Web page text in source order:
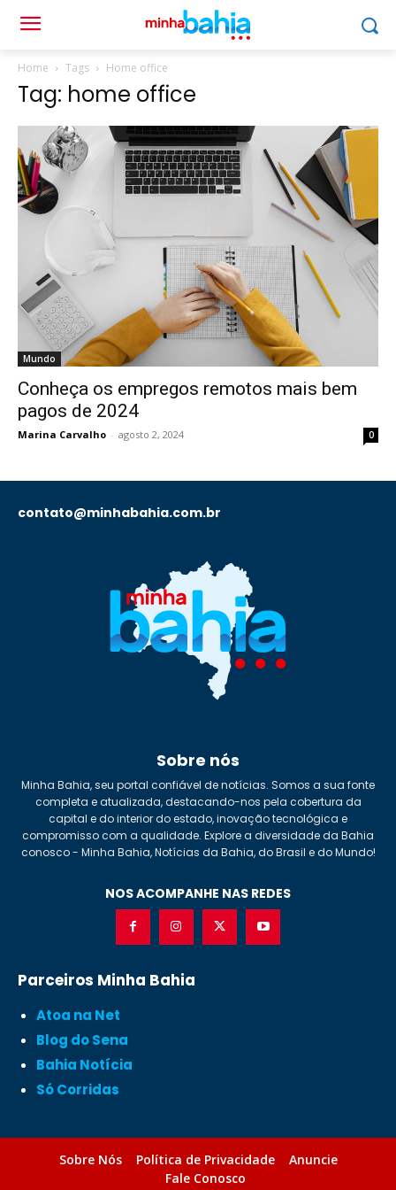
Home Tags Home office
Tag: home office
Mundo
Conheça os empregos remotos mais bem
pagos de 2024
Marina Carvalho - agosto 2, 2024 0
contato@minhabahia.com.br
Sobre nós
Minha Bahia, seu portal confiável de notícias. Somos a sua fonte
completa e atualizada, destacando-nos pela cobertura da
capital e do interior do estado, inovação tecnológica e
compromisso com a qualidade. Explore a diversidade da Bahia
conosco - Minha Bahia, Notícias da Bahia, do Brasil e do Mundo!
NOS ACOMPANHE NAS REDES
Parceiros Minha Bahia
Atoa na Net
Blog do Sena
Bahia Notícia
Só Corridas
Sobre Nós Política de Privacidade
Anuncie
Fale Conosco